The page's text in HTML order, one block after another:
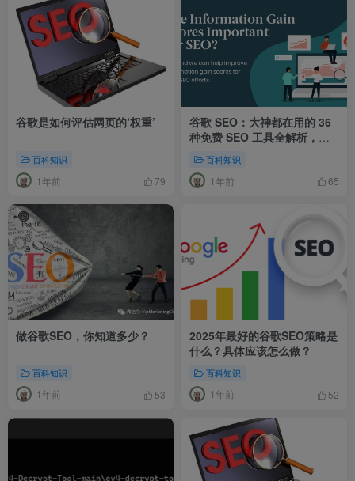
谷歌是如何评估网页的‘权重’
百科知识
1年前 79
谷歌 SEO：大神都在用的 36
种免费 SEO 工具全解析，谷
歌权重
百科知识
1年前 65
做谷歌SEO，你知道多少？
百科知识
1年前 53
2025年最好的谷歌SEO策略是
什么？具体应该怎么做？
百科知识
1年前 52